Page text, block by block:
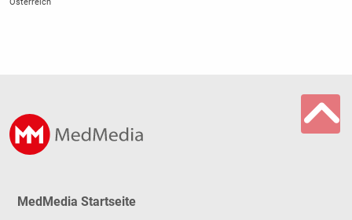
Österreich
MedMedia Startseite